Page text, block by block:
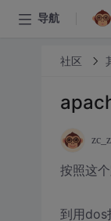
导航
社区
按照这
到用dos